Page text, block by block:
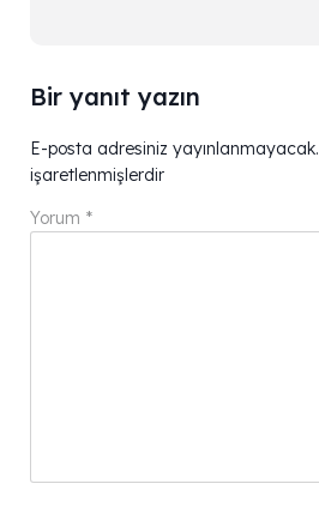
Bir yanıt yazın
E-posta adresiniz yayınlanmayacak.
işaretlenmişlerdir
Yorum *